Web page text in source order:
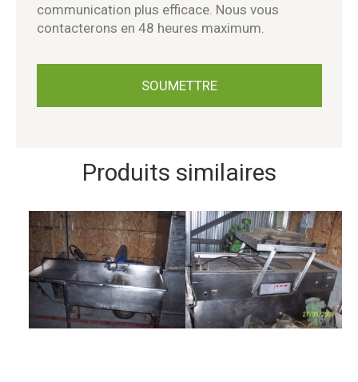
communication plus efficace. Nous vous
contacterons en 48 heures maximum.
Produits similaires